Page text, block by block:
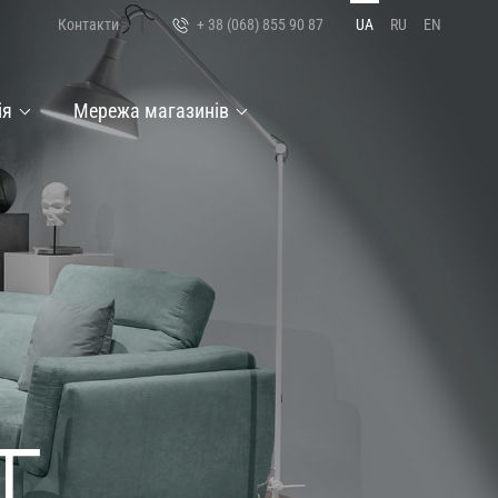
Контакти + 38 (068) 855 90 87 UA RU EN
Мережа магазинів